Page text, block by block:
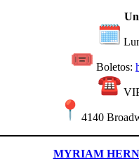
Boletos:
4140
MYRIAM